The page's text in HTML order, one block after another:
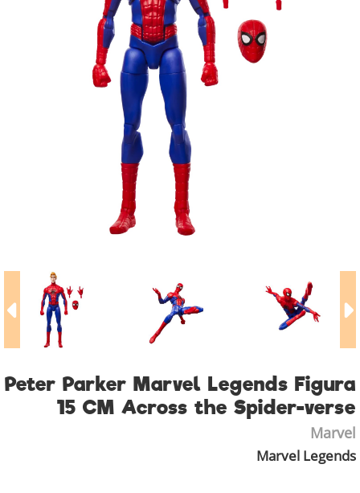
Peter Parker Marvel Legends Figura
15 CM Across the Spider-verse
Marvel
Marvel Legends